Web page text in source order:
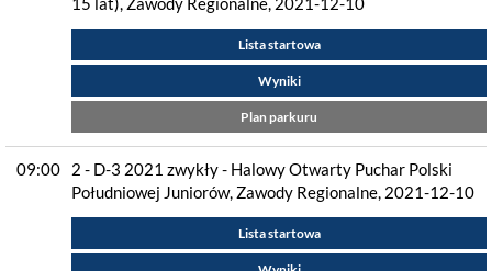
Lista startowa
Wyniki
Plan parkuru
09:00
2 - D-3 2021 zwykły - Halowy Otwarty Puchar Polski
Południowej Juniorów, Zawody Regionalne, 2021-12-10
Lista startowa